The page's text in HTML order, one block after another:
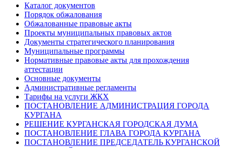
Каталог документов
Порядок обжалования
Обжалованные правовые акты
Проекты муниципальных правовых актов
Документы стратегического планирования
Муниципальные программы
Нормативные правовые акты для прохождения
аттестации
Основные документы
Административные регламенты
Тарифы на услуги ЖКХ
ПОСТАНОВЛЕНИЕ АДМИНИСТРАЦИЯ ГОРОДА
КУРГАНА
РЕШЕНИЕ КУРГАНСКАЯ ГОРОДСКАЯ ДУМА
ПОСТАНОВЛЕНИЕ ГЛАВА ГОРОДА КУРГАНА
ПОСТАНОВЛЕНИЕ ПРЕДСЕДАТЕЛЬ КУРГАНСКОЙ